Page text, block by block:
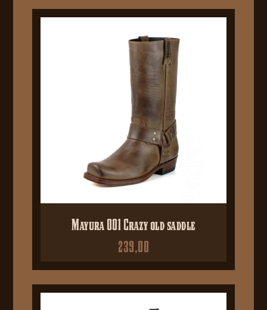
Mayura 001 Crazy old saddle
239,00